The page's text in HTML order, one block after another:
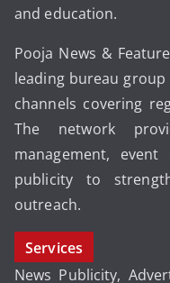
and education.
Pooja News &
leading bureau group
channels covering
The network
management, event
publicity to
outreach.
Services
News Publicity,